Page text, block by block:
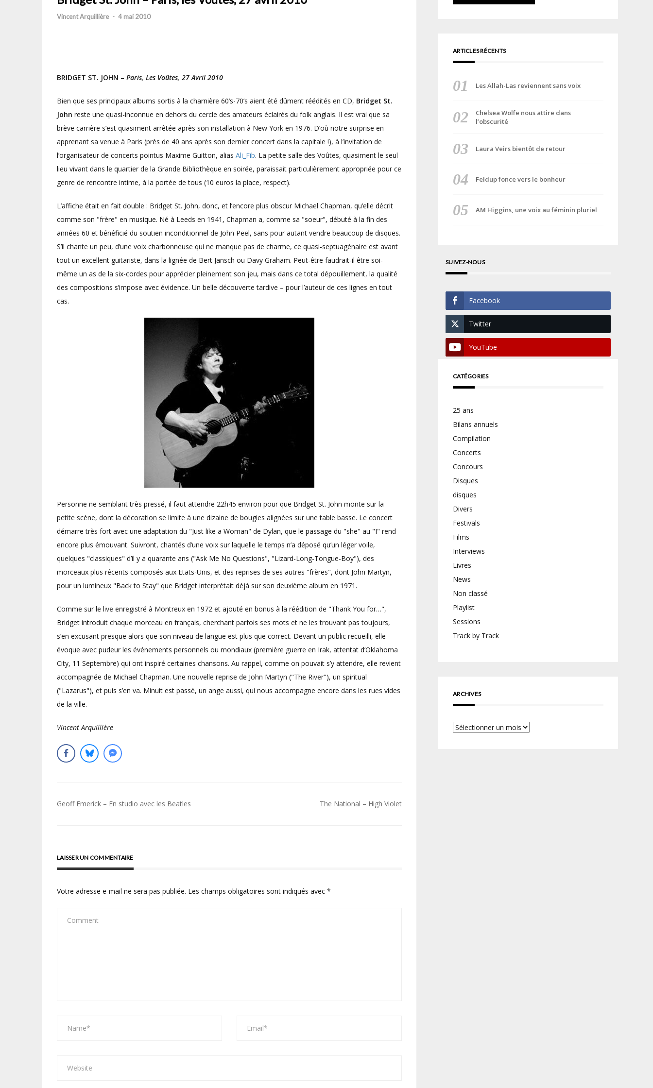
Vincent Arquillière - 4 mai 2010
BRIDGET ST. JOHN – Paris, Les Voûtes, 27 Avril 2010
Bien que ses principaux albums sortis à la charnière 60’s-70’s aient été dûment réédités en CD, Bridget St.
John reste une quasi-inconnue en dehors du cercle des amateurs éclairés du folk anglais. Il est vrai que sa
brève carrière s’est quasiment arrêtée après son installation à New York en 1976. D’où notre surprise en
apprenant sa venue à Paris (près de 40 ans après son dernier concert dans la capitale !), à l’invitation de
l’organisateur de concerts pointus Maxime Guitton, alias Ali_Fib. La petite salle des Voûtes, quasiment le seul
lieu vivant dans le quartier de la Grande Bibliothèque en soirée, paraissait particulièrement appropriée pour ce
genre de rencontre intime, à la portée de tous (10 euros la place, respect).
L’affiche était en fait double : Bridget St. John, donc, et l’encore plus obscur Michael Chapman, qu’elle décrit
comme son "frère" en musique. Né à Leeds en 1941, Chapman a, comme sa "soeur", débuté à la fin des
années 60 et bénéficié du soutien inconditionnel de John Peel, sans pour autant vendre beaucoup de disques.
S’il chante un peu, d’une voix charbonneuse qui ne manque pas de charme, ce quasi-septuagénaire est avant
tout un excellent guitariste, dans la lignée de Bert Jansch ou Davy Graham. Peut-être faudrait-il être soi-
même un as de la six-cordes pour apprécier pleinement son jeu, mais dans ce total dépouillement, la qualité
des compositions s’impose avec évidence. Un belle découverte tardive – pour l’auteur de ces lignes en tout
cas.
Personne ne semblant très pressé, il faut attendre 22h45 environ pour que Bridget St. John monte sur la
petite scène, dont la décoration se limite à une dizaine de bougies alignées sur une table basse. Le concert
démarre très fort avec une adaptation du "Just like a Woman" de Dylan, que le passage du "she" au "I" rend
encore plus émouvant. Suivront, chantés d’une voix sur laquelle le temps n’a déposé qu’un léger voile,
quelques "classiques" d’il y a quarante ans ("Ask Me No Questions", "Lizard-Long-Tongue-Boy"), des
morceaux plus récents composés aux Etats-Unis, et des reprises de ses autres "frères", dont John Martyn,
pour un lumineux "Back to Stay" que Bridget interprétait déjà sur son deuxième album en 1971.
Comme sur le live enregistré à Montreux en 1972 et ajouté en bonus à la réédition de "Thank You for…",
Bridget introduit chaque morceau en français, cherchant parfois ses mots et ne les trouvant pas toujours,
s’en excusant presque alors que son niveau de langue est plus que correct. Devant un public recueilli, elle
évoque avec pudeur les événements personnels ou mondiaux (première guerre en Irak, attentat d’Oklahoma
City, 11 Septembre) qui ont inspiré certaines chansons. Au rappel, comme on pouvait s’y attendre, elle revient
accompagnée de Michael Chapman. Une nouvelle reprise de John Martyn ("The River"), un spiritual
("Lazarus"), et puis s’en va. Minuit est passé, un ange aussi, qui nous accompagne encore dans les rues vides
de la ville.
Vincent Arquillière
Navigation
Geoff Emerick – En studio avec les Beatles The National – High Violet
LAISSER UN COMMENTAIRE
Votre adresse e-mail ne sera pas publiée. Les champs obligatoires sont indiqués avec *
ARTICLES RÉCENTS
Les Allah-Las reviennent sans voix
Chelsea Wolfe nous attire dans
l’obscurité
Laura Veirs bientôt de retour
Feldup fonce vers le bonheur
AM Higgins, une voix au féminin pluriel
SUIVEZ-NOUS
Facebook
Twitter
YouTube
CATÉGORIES
25 ans
Bilans annuels
Compilation
Concerts
Concours
Disques
disques
Divers
Festivals
Films
Interviews
Livres
News
Non classé
Playlist
Sessions
Track by Track
ARCHIVES
Archives